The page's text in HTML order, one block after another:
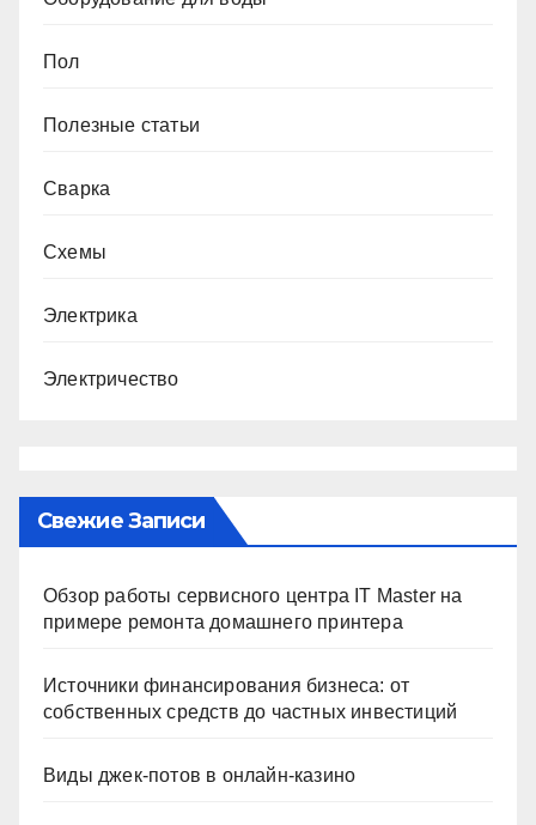
Пол
Полезные статьи
Сварка
Схемы
Электрика
Электричество
Свежие Записи
Обзор работы сервисного центра IT Master на
примере ремонта домашнего принтера
Источники финансирования бизнеса: от
собственных средств до частных инвестиций
Виды джек-потов в онлайн-казино